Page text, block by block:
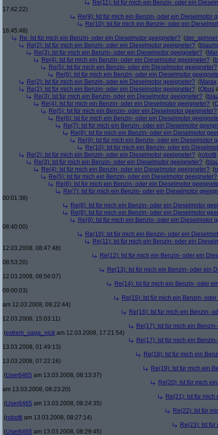
Re(11): Ist für mich ein Benzin- oder ein
17:42:22)
Re(9): Ist für mich ein Benzin- oder ein Dieselmotor
Re(10): Ist für mich ein Benzin- oder ein
16:45:48)
Re: Ist für mich ein Benzin- oder ein Dieselmotor geeigneter? (
Re(2): Ist für mich ein Benzin- oder ein Dieselmotor geeigneter? (
Re(3): Ist für mich ein Benzin- oder ein Dieselmotor geeigneter? (
Re(4): Ist für mich ein Benzin- oder ein Dieselmotor geeigneter? (
Re(5): Ist für mich ein Benzin- oder ein Dieselmotor geeigneter?
Re(6): Ist für mich ein Benzin- oder ein Dieselmotor
Re(2): Ist für mich ein Benzin- oder ein Dieselmotor geeigneter? (Marax
Re(2): Ist für mich ein Benzin- oder ein Dieselmotor geeigneter? (Qbus
Re(3): Ist für mich ein Benzin- oder ein Dieselmotor geeigneter? (
Re(4): Ist für mich ein Benzin- oder ein Dieselmotor geeigneter? (
Re(5): Ist für mich ein Benzin- oder ein Dieselmotor geeigneter?
Re(6): Ist für mich ein Benzin- oder ein Dieselmotor
Re(7): Ist für mich ein Benzin- oder ein Dieselmotor
Re(8): Ist für mich ein Benzin- oder ein Dieselmotor
Re(9): Ist für mich ein Benzin- oder ein Dieselmotor
Re(10): Ist für mich ein Benzin- oder ein
Re(2): Ist für mich ein Benzin- oder ein Dieselmotor geeigneter? (robotti
Re(3): Ist für mich ein Benzin- oder ein Dieselmotor geeigneter? (
Re(4): Ist für mich ein Benzin- oder ein Dieselmotor geeigneter? (
Re(5): Ist für mich ein Benzin- oder ein Dieselmotor geeigneter?
Re(6): Ist für mich ein Benzin- oder ein Dieselmotor
Re(7): Ist für mich ein Benzin- oder ein Dieselmotor
00:01:38)
Re(8): Ist für mich ein Benzin- oder ein Dieselmotor
Re(8): Ist für mich ein Benzin- oder ein Dieselmotor
Re(9): Ist für mich ein Benzin- oder ein Dieselmotor
08:40:00)
Re(10): Ist für mich ein Benzin- oder ein
Re(11): Ist für mich ein Benzin- oder ein
12.03.2008, 08:47:48)
Re(12): Ist für mich ein Benzin- oder ein
08:53:20)
Re(13): Ist für mich ein Benzin- oder ein
12.03.2008, 08:56:07)
Re(14): Ist für mich ein Benzin- oder
09:00:03)
Re(15): Ist für mich ein Benzin-
am 12.03.2008, 09:22:44)
Re(16): Ist für mich ein Benzin-
12.03.2008, 15:03:11)
Re(17): Ist für mich ein
(extrem_oaga_nick am 12.03.2008, 17:21:54)
Re(17): Ist für mich ein
13.03.2008, 01:49:13)
Re(18): Ist für mich ein
13.03.2008, 07:22:16)
Re(19): Ist für mich ein
(User6465 am 13.03.2008, 08:13:37)
Re(20): Ist für mich
am 13.03.2008, 08:23:20)
Re(21): Ist für
(User6465 am 13.03.2008, 08:24:35)
Re(22): Ist für
(robotti am 13.03.2008, 08:27:14)
Re(23): Ist
(User6465 am 13.03.2008, 08:29:45)